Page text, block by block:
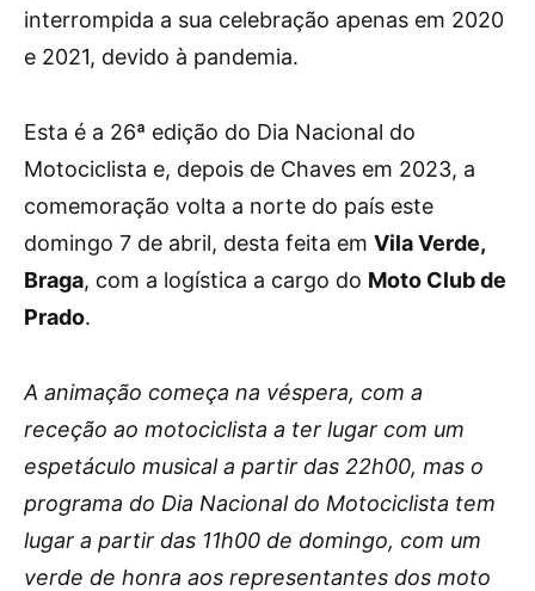
interrompida a sua celebração apenas em 2020
e 2021, devido à pandemia.
Esta é a 26ª edição do Dia Nacional do
Motociclista e, depois de Chaves em 2023, a
comemoração volta a norte do país este
domingo 7 de abril, desta feita em Vila Verde,
Braga, com a logística a cargo do Moto Club de
Prado.
A animação começa na véspera, com a
receção ao motociclista a ter lugar com um
espetáculo musical a partir das 22h00, mas o
programa do Dia Nacional do Motociclista tem
lugar a partir das 11h00 de domingo, com um
verde de honra aos representantes dos moto